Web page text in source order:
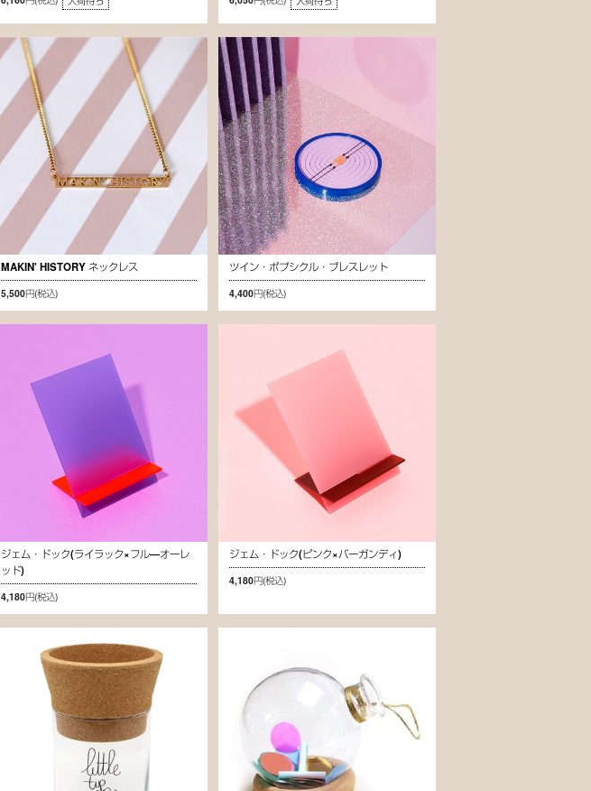
MAKIN' HISTORY ネックレス
5,500円(税込)
ツイン・ポプシクル・ブレスレット
4,400円(税込)
ジェム・ドック(ライラック×フル―オーレ
ッド)
4,180円(税込)
ジェム・ドック(ピンク×バーガンディ)
4,180円(税込)